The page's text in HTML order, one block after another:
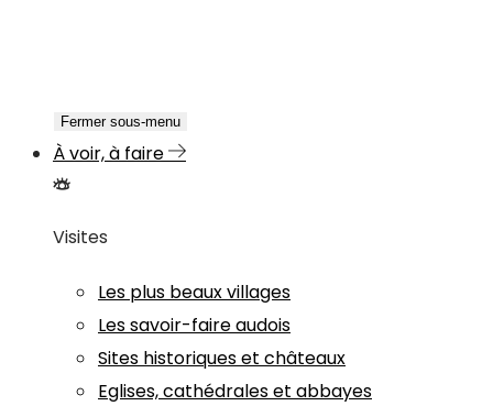
Fermer sous-menu
À voir, à faire
Visites
Les plus beaux villages
Les savoir-faire audois
Sites historiques et châteaux
Eglises, cathédrales et abbayes